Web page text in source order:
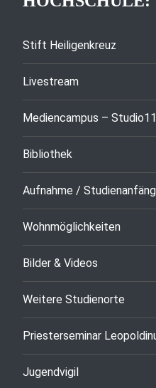
Stift Heiligenkreuz
Livestream
Mediencampus –
Bibliothek
Aufnahme /
Wohnmöglichkeiten
Bilder & Videos
Weitere Studienorte
Priesterseminar
Jugendvigil